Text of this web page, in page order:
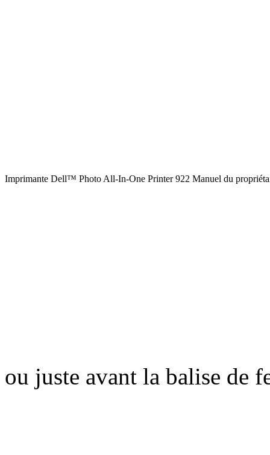
Imprimante Dell™ Photo All-In-One Printer 922 Manuel du
ou juste avant la balise de